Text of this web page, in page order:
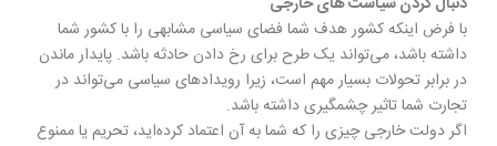
با فرض اینکه کشور هدف شما فضای سیاسی مشابهی را با کشور شما
داشته باشد، می‌تواند یک طرح برای رخ دادن حادثه باشد. پایدار ماندن
در برابر تحولات بسیار مهم است، زیرا رویدادهای سیاسی می‌تواند در
تجارت شما تاثیر چشمگیری داشته باشد.
اگر دولت خارجی چیزی را که شما به آن اعتماد کرده‌اید، تحریم یا ممنوع